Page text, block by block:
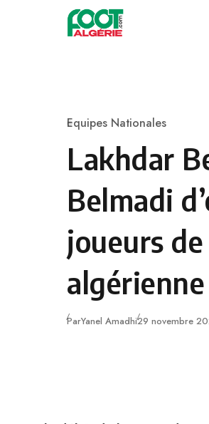
Skip to content
Category
Equipes Nationales
Lakhdar
Belmadi
joueurs
algérienne
ParYanel AmadhiPublié
29 novembre